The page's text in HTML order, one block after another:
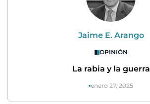
Jaime E. Arango
OPINIÓN
La rabia y la guerra
enero 27, 2025